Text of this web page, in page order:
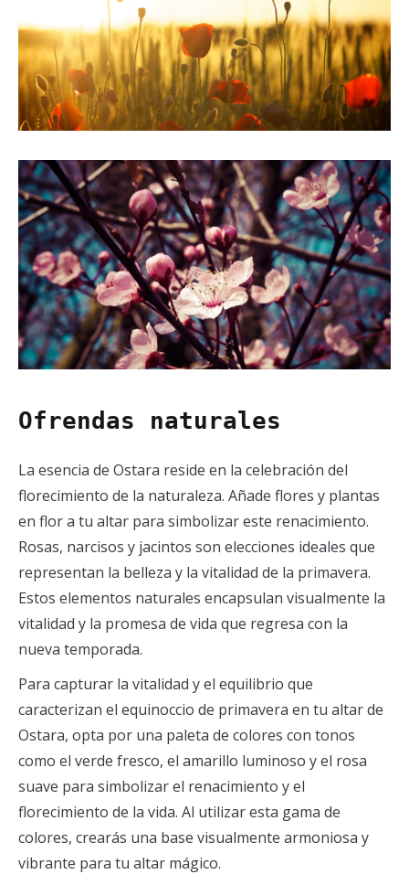
Ofrendas naturales
La esencia de Ostara reside en la celebración del
florecimiento de la naturaleza. Añade flores y plantas
en flor a tu altar para simbolizar este renacimiento.
Rosas, narcisos y jacintos son elecciones ideales que
representan la belleza y la vitalidad de la primavera.
Estos elementos naturales encapsulan visualmente la
vitalidad y la promesa de vida que regresa con la
nueva temporada.
Para capturar la vitalidad y el equilibrio que
caracterizan el equinoccio de primavera en tu altar de
Ostara, opta por una paleta de colores con tonos
como el verde fresco, el amarillo luminoso y el rosa
suave para simbolizar el renacimiento y el
florecimiento de la vida. Al utilizar esta gama de
colores, crearás una base visualmente armoniosa y
vibrante para tu altar mágico.